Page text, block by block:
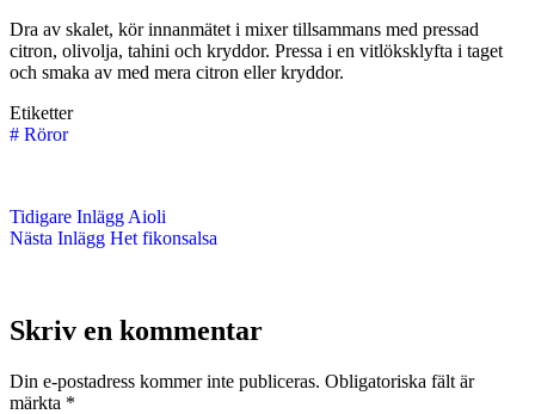
Dra av skalet, kör innanmätet i mixer tillsammans med pressad
citron, olivolja, tahini och kryddor. Pressa i en vitlöksklyfta i taget
och smaka av med mera citron eller kryddor.
Etiketter
# Röror
Tidigare Inlägg Aioli
Nästa Inlägg Het fikonsalsa
Skriv en kommentar
Din e-postadress kommer inte publiceras. Obligatoriska fält är
märkta *